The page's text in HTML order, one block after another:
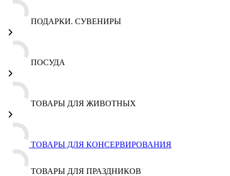
ПОДАРКИ. СУВЕНИРЫ
ПОСУДА
ТОВАРЫ ДЛЯ ЖИВОТНЫХ
ТОВАРЫ ДЛЯ КОНСЕРВИРОВАНИЯ
ТОВАРЫ ДЛЯ ПРАЗДНИКОВ